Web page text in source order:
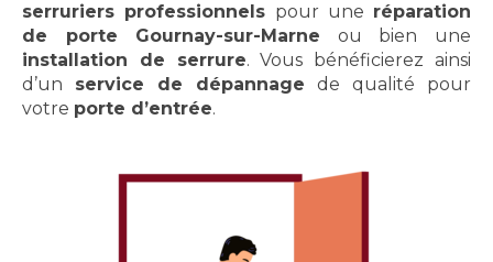
serruriers professionnels pour une réparation
de porte Gournay-sur-Marne ou bien une
installation de serrure. Vous bénéficierez ainsi
d’un service de dépannage de qualité pour
votre porte d’entrée.